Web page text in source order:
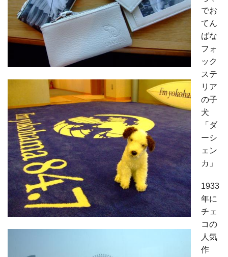
でお
てん
ばな
フォ
ック
ステ
リア
の子
犬
「ダ
ーシ
ェン
カ」
1933
年に
チェ
コの
人気
作